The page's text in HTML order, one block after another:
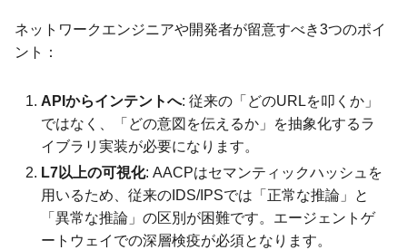
ネットワークエンジニアや開発者が留意すべき3つのポイ
ント：
APIからインテントへ: 従来の「どのURLを叩くか」
ではなく、「どの意図を伝えるか」を抽象化するラ
イブラリ実装が必要になります。
L7以上の可視化: AACPはセマンティックハッシュを
用いるため、従来のIDS/IPSでは「正常な推論」と
「異常な推論」の区別が困難です。エージェントゲ
ートウェイでの深層検疫が必須となります。